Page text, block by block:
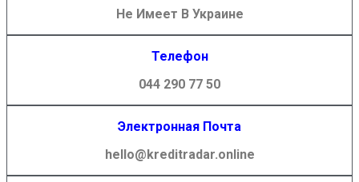
Не Имеет В Украине
Телефон
044 290 77 50
Электронная Почта
hello@kreditradar.online